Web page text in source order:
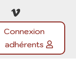
Connexion
adhérents